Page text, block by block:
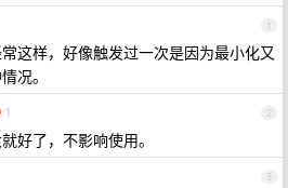
1
这样，好像触发过一次是因为最小化又
况。
2
1
好了，不影响使用。
3